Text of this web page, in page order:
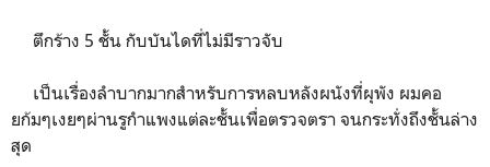
ตึกร้าง 5 ชั้น กับบันไดที่ไม่มีราวจับ
เป็นเรื่องลำบากมากสำหรับการหลบหลังผนังที่ผุพัง ผมคอ
ยก้มๆเงยๆผ่านรูกำแพงแต่ละชั้นเพื่อตรวจตรา จนกระทั่งถึงชั้นล่าง
สุด